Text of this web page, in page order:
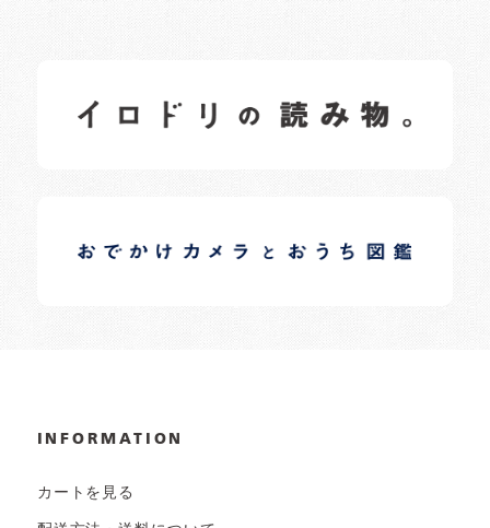
日常の様子など随時更新中です。
日常の様子など随時更新中です。
INFORMATION
カートを見る